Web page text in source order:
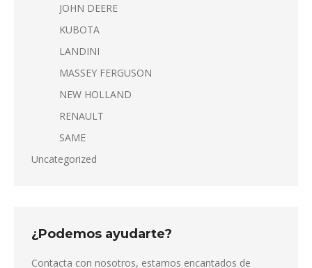
JOHN DEERE
KUBOTA
LANDINI
MASSEY FERGUSON
NEW HOLLAND
RENAULT
SAME
Uncategorized
¿Podemos ayudarte?
Contacta con nosotros, estamos encantados de